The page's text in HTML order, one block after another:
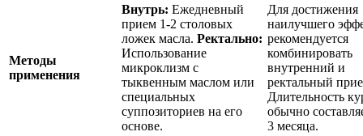
Методы
применения
Внутрь: Ежедневный
прием 1-2 столовых
ложек масла. Ректально:
Использование
микроклизм с
тыквенным маслом или
специальных
суппозиториев на его
основе.
Для достижения
наилучшего
рекомендуется
комбинировать
внутренний и
ректальный
Длительность
обычно
3 месяца.